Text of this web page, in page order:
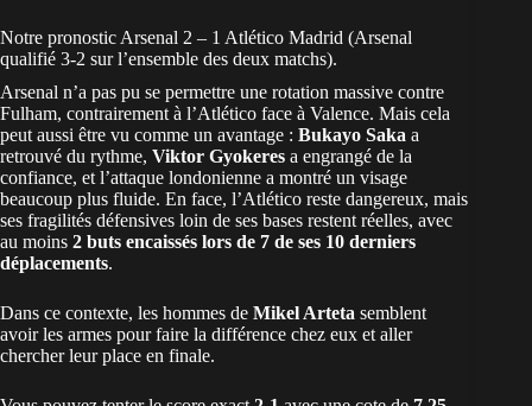
Notre pronostic Arsenal 2 – 1 Atlético Madrid (Arsenal
qualifié 3-2 sur l’ensemble des deux matchs).
Arsenal n’a pas pu se permettre une rotation massive contre
Fulham, contrairement à l’Atlético face à Valence. Mais cela
peut aussi être vu comme un avantage : Bukayo Saka a
retrouvé du rythme, Viktor Gyokeres a engrangé de la
confiance, et l’attaque londonienne a montré un visage
beaucoup plus fluide. En face, l’Atlético reste dangereux, mais
ses fragilités défensives loin de ses bases restent réelles, avec
au moins 2 buts encaissés lors de 7 de ses 10 derniers
déplacements.
Dans ce contexte, les hommes de Mikel Arteta semblent
avoir les armes pour faire la différence chez eux et aller
chercher leur place en finale.